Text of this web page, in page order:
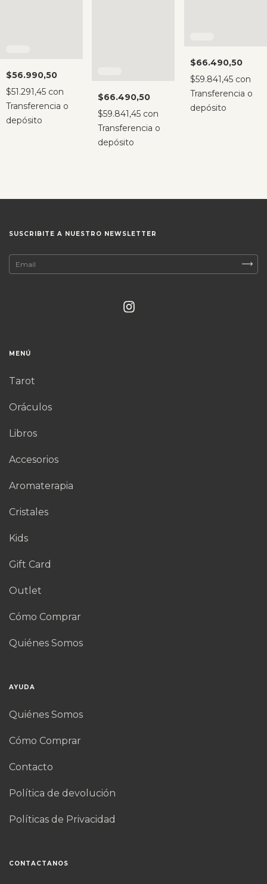
$56.990,50
$51.291,45 con
Transferencia o
depósito
$66.490,50
$59.841,45 con
Transferencia o
depósito
$66.490,50
$59.841,45 con
Transferencia o
depósito
SUSCRIBITE A NUESTRO NEWSLETTER
MENÚ
Tarot
Oráculos
Libros
Accesorios
Aromaterapia
Cristales
Kids
Gift Card
Outlet
Cómo Comprar
Quiénes Somos
AYUDA
Quiénes Somos
Cómo Comprar
Contacto
Política de devolución
Políticas de Privacidad
CONTACTANOS